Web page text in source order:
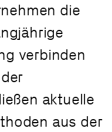
die
verbinden
aktuelle
aus der